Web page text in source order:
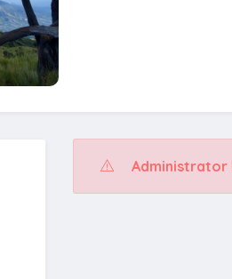
Administrator